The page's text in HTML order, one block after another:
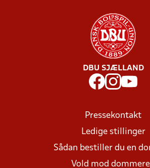
DBU SJÆLLAND
Pressekontakt
Ledige stillinger
Sådan bestiller du en
Vold mod